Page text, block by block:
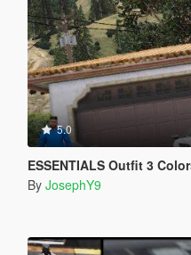
5.0
ESSENTIALS Outfit 3
By JosephY9